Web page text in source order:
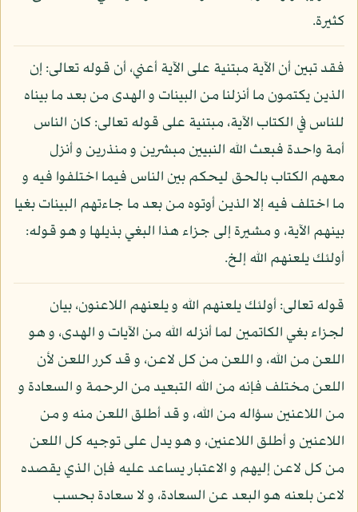
كثيرة.
فقد تبين أن الآية مبتنية على الآية أعني، أن قوله تعالى: إن
الذين يكتمون ما أنزلنا من البينات و الهدى من بعد ما بيناه
للناس في الكتاب الآية، مبتنية على قوله تعالى: كان الناس
أمة واحدة فبعث الله النبيين مبشرين و منذرين و أنزل
معهم الكتاب بالحق ليحكم بين الناس فيما اختلفوا فيه و
ما اختلف فيه إلا الذين أوتوه من بعد ما جاءتهم البينات بغيا
بينهم الآية، و مشيرة إلى جزاء هذا البغي بذيلها و هو قوله:
أولئك يلعنهم الله إلخ.
قوله تعالى: أولئك يلعنهم الله و يلعنهم اللاعنون، بيان
لجزاء بغي الكاتمين لما أنزله الله من الآيات و الهدى، و هو
اللعن من الله، و اللعن من كل لاعن، و قد كرر اللعن لأن
اللعن مختلف فإنه من الله التبعيد من الرحمة و السعادة و
من اللاعنين سؤاله من الله، و قد أطلق اللعن منه و من
اللاعنين و أطلق اللاعنين، و هو يدل على توجيه كل اللعن
من كل لاعن إليهم و الاعتبار يساعد عليه فإن الذي يقصده
لاعن بلعنه هو البعد عن السعادة، و لا سعادة بحسب